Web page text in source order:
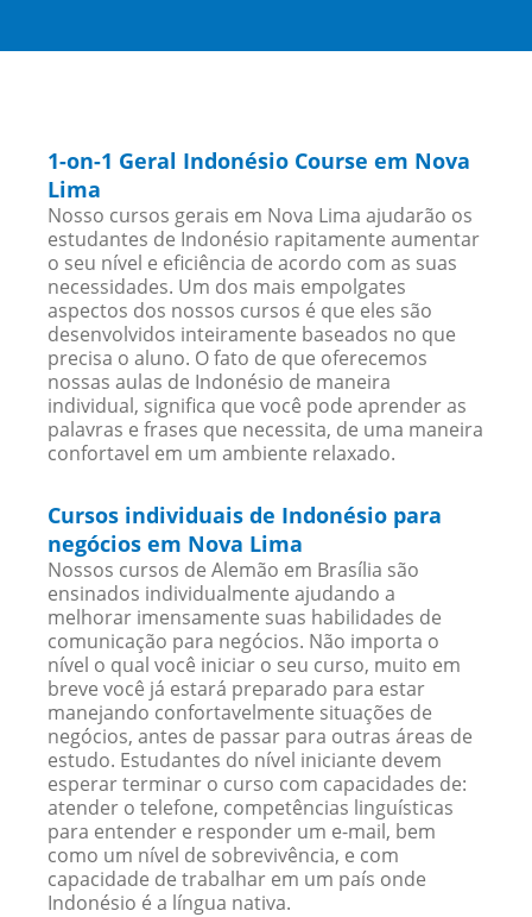
1-on-1 Geral Indonésio Course em Nova
Lima
Nosso cursos gerais em Nova Lima ajudarão os
estudantes de Indonésio rapitamente aumentar
o seu nível e eficiência de acordo com as suas
necessidades. Um dos mais empolgates
aspectos dos nossos cursos é que eles são
desenvolvidos inteiramente baseados no que
precisa o aluno. O fato de que oferecemos
nossas aulas de Indonésio de maneira
individual, significa que você pode aprender as
palavras e frases que necessita, de uma maneira
confortavel em um ambiente relaxado.
Cursos individuais de Indonésio para
negócios em Nova Lima
Nossos cursos de Alemão em Brasília são
ensinados individualmente ajudando a
melhorar imensamente suas habilidades de
comunicação para negócios. Não importa o
nível o qual você iniciar o seu curso, muito em
breve você já estará preparado para estar
manejando confortavelmente situações de
negócios, antes de passar para outras áreas de
estudo. Estudantes do nível iniciante devem
esperar terminar o curso com capacidades de:
atender o telefone, competências linguísticas
para entender e responder um e-mail, bem
como um nível de sobrevivência, e com
capacidade de trabalhar em um país onde
Indonésio é a língua nativa.